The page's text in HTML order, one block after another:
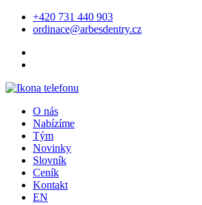
+420 731 440 903
ordinace@arbesdentry.cz
O nás
Nabízíme
Tým
Novinky
Slovník
Ceník
Kontakt
EN